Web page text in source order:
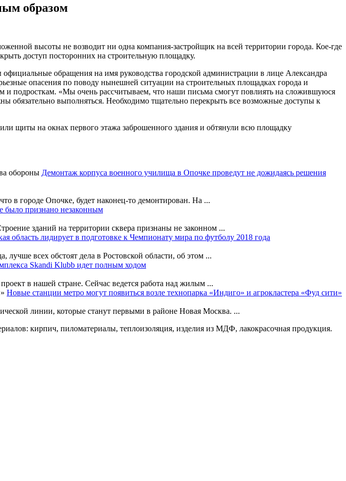
образом
высоты не возводит ни одна компания-застройщик на всей территории города. Кое-где
доступ посторонних на строительную площадку.
обращения на имя руководства городской администрации в лице Александра
опасения по поводу нынешней ситуации на строительных площадках города и
подросткам. «Мы очень рассчитываем, что наши письма смогут повлиять на сложившуюся
обязательно выполняться. Необходимо тщательно перекрыть все возможные доступы к
щиты на окнах первого этажа заброшенного здания и обтянули всю площадку
Демонтаж корпуса военного училища в Опочке проведут не дожидаясь решения
в городе Опочке, будет наконец-то демонтирован. На ...
было признано незаконным
зданий на территории сквера признаны не законном ...
область лидирует в подготовке к Чемпионату мира по футболу 2018 года
всех обстоят дела в Ростовской области, об этом ...
Skandi Klubb идет полным ходом
в нашей стране. Сейчас ведется работа над жилым ...
Новые станции метро могут появиться возле технопарка «Индиго» и агрокластера «Фуд сити»
линии, которые станут первыми в районе Новая Москва. ...
кирпич, пиломатериалы, теплоизоляция, изделия из МДФ, лакокрасочная продукция.